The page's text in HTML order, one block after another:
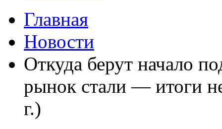
Главная
Новости
Откуда берут начало
рынок стали — итоги
г.)